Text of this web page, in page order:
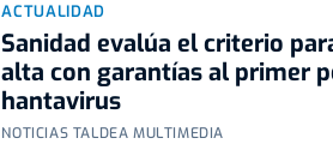
ACTUALIDAD
Sanidad evalúa el criterio
alta con garantías al primer
hantavirus
NOTICIAS TALDEA MULTIMEDIA